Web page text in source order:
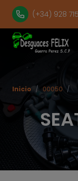
(+34) 928
Inicio / 00050 /